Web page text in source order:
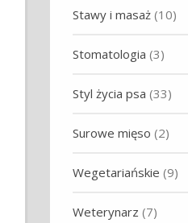
Stawy i masaż (10)
Stomatologia (3)
Styl życia psa (33)
Surowe mięso (2)
Wegetariańskie (9)
Weterynarz (7)